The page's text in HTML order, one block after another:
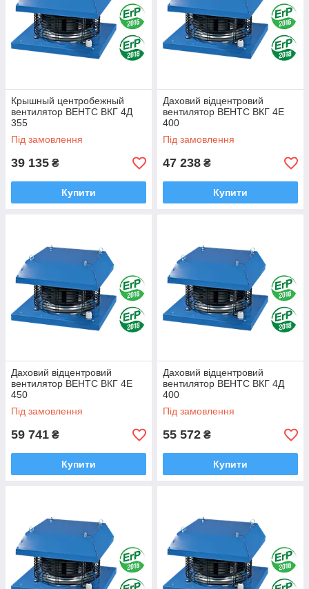
Крышный центробежный
вентилятор ВЕНТС ВКГ 4Д
355
Під замовлення
39 135 ₴
Купити
Даховий відцентровий
вентилятор ВЕНТС ВКГ 4Е
400
Під замовлення
47 238 ₴
Купити
Даховий відцентровий
вентилятор ВЕНТС ВКГ 4Е
450
Під замовлення
59 741 ₴
Купити
Даховий відцентровий
вентилятор ВЕНТС ВКГ 4Д
400
Під замовлення
55 572 ₴
Купити